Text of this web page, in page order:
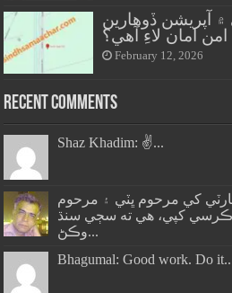
ڏوهارين
امان لاءِ آهي؟
February 12, 2026
Recent Comments
Shaz Khadim: ✌️...
کي مرحوم ڀٽي ۽ مرحوم
ڪرسي کپي، هي ته سڄي سنڌ
وڪڻ...
Bhagumal: Good work. Do